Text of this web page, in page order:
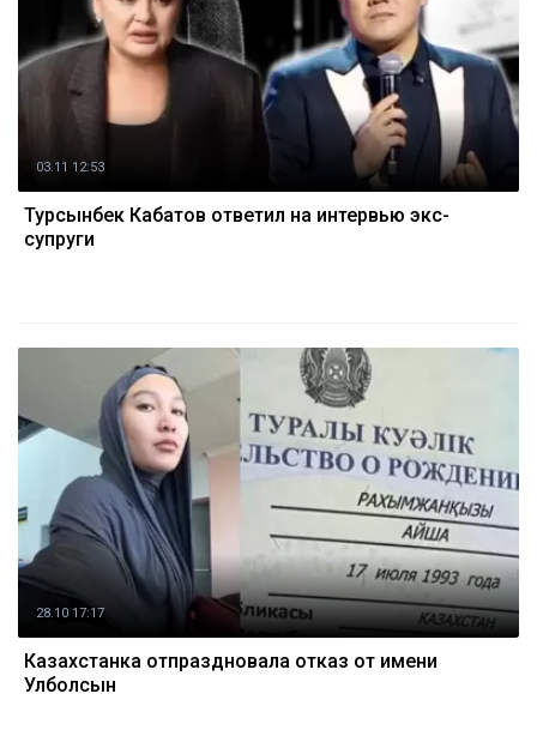
03.11 12:53
Турсынбек Кабатов ответил на интервью экс-
супруги
28.10 17:17
Казахстанка отпраздновала отказ от имени
Улболсын